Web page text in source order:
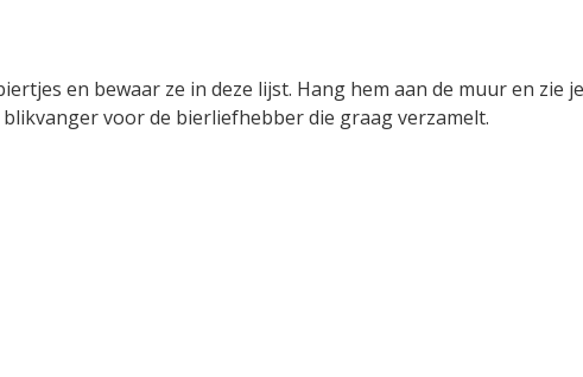
en bewaar ze in deze lijst. Hang hem aan de muur en zie je
voor de bierliefhebber die graag verzamelt.